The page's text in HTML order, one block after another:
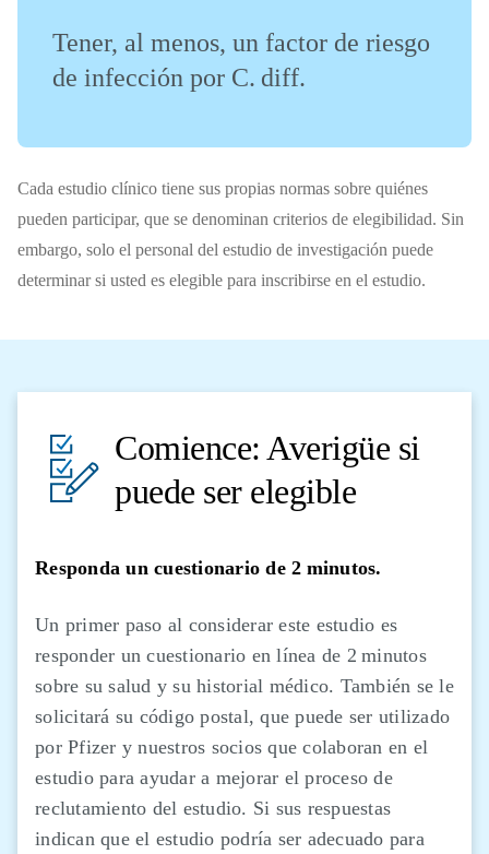
Tener, al menos, un factor de riesgo
de infección por C. diff.
Cada estudio clínico tiene sus propias normas sobre quiénes
pueden participar, que se denominan criterios de elegibilidad. Sin
embargo, solo el personal del estudio de investigación puede
determinar si usted es elegible para inscribirse en el estudio.
Comience: Averigüe si
puede ser elegible
Responda un cuestionario de 2 minutos.
Un primer paso al considerar este estudio es
responder un cuestionario en línea de 2 minutos
sobre su salud y su historial médico. También se le
solicitará su código postal, que puede ser utilizado
por Pfizer y nuestros socios que colaboran en el
estudio para ayudar a mejorar el proceso de
reclutamiento del estudio. Si sus respuestas
indican que el estudio podría ser adecuado para